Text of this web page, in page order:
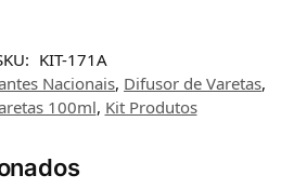
KIT-171A
Nacionais, Difusor de Varetas,
100ml, Kit Produtos